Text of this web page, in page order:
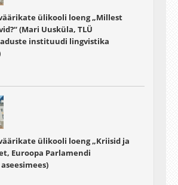
ülikooli loeng „Millest
(Mari Uusküla, TLÜ
instituudi lingvistika
ülikooli loeng „Kriisid ja
Euroopa Parlamendi